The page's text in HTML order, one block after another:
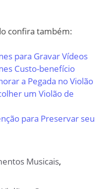
confira também:
para Gravar Vídeos
Custo-benefício
a Pegada no Violão
um Violão de
para Preservar seu
Musicais,